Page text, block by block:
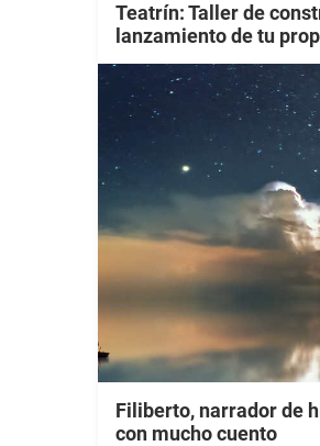
Teatrín: Taller de
lanzamiento de tu
Filiberto, narrador de
con mucho cuento